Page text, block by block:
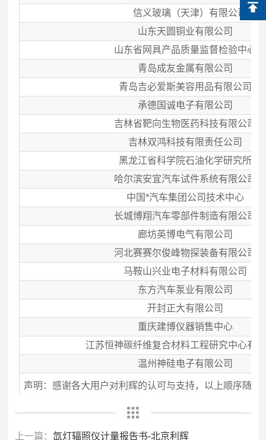
信义玻璃（天津）有限公司
山东天圆铜业有限公司
山东省网具产品质量监督检验中心
青岛成友金属有限公司
青岛吉必爱斯美容用品有限公司
承德国诚电子有限公司
吉林省靶向生物医药科技有限公司
吉林双鸿科技有限责任公司
黑龙江省科学院石油化学研究所
哈尔滨安宜汽车试件系统有限公司
中国*汽车集团公司技术中心
长城博翔汽车零部件制造有限公司
廊坊英博电气有限公司
河北赛赛尔俊峰物探装备有限公司
马鞍山兴业电子材料有限公司
东方汽车泵业有限公司
开封正大有限公司
重庆建博仪器销售中心
江苏恒神碳纤维复合材料工程研究中心有
温州神硅电子有限公司
声明： 感谢各大用户对利辉的认可与支持， 以上顺序随意
上一篇：氙灯辐照仪计量报告书-北京利辉